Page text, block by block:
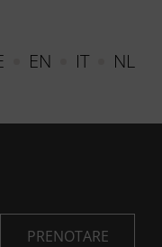
EN IT NL
PRENOTARE